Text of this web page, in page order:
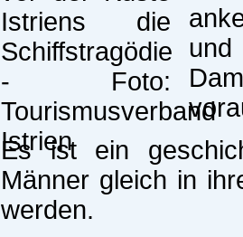
Es ist ein
Männer gleich in
werden.